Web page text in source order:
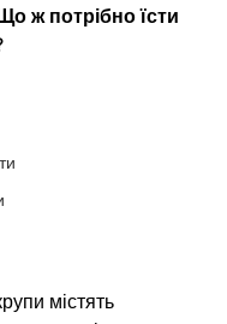
ж потрібно їсти
містять